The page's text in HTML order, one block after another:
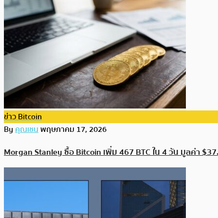
ข่าว Bitcoin
Byคุณเชนพฤษภาคม 17, 2026
Morgan Stanley ซื้อ Bitcoin เพิ่ม 467 BTC ใน 4 วัน มูลค่า